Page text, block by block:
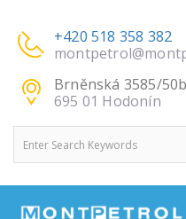
+420 518 358 382
Brněnská 3585/50b
695 01 Hodonín